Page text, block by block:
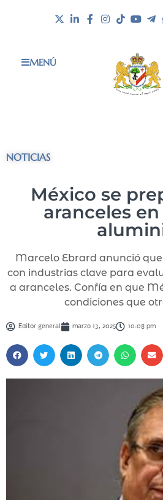
MENÚ
NOTICIAS
México se
aranceles
Marcelo Ebrard anunció
con industrias clave para
a aranceles. Confía en que
condiciones que
Editor general marzo 13, 2025 10:08 pm